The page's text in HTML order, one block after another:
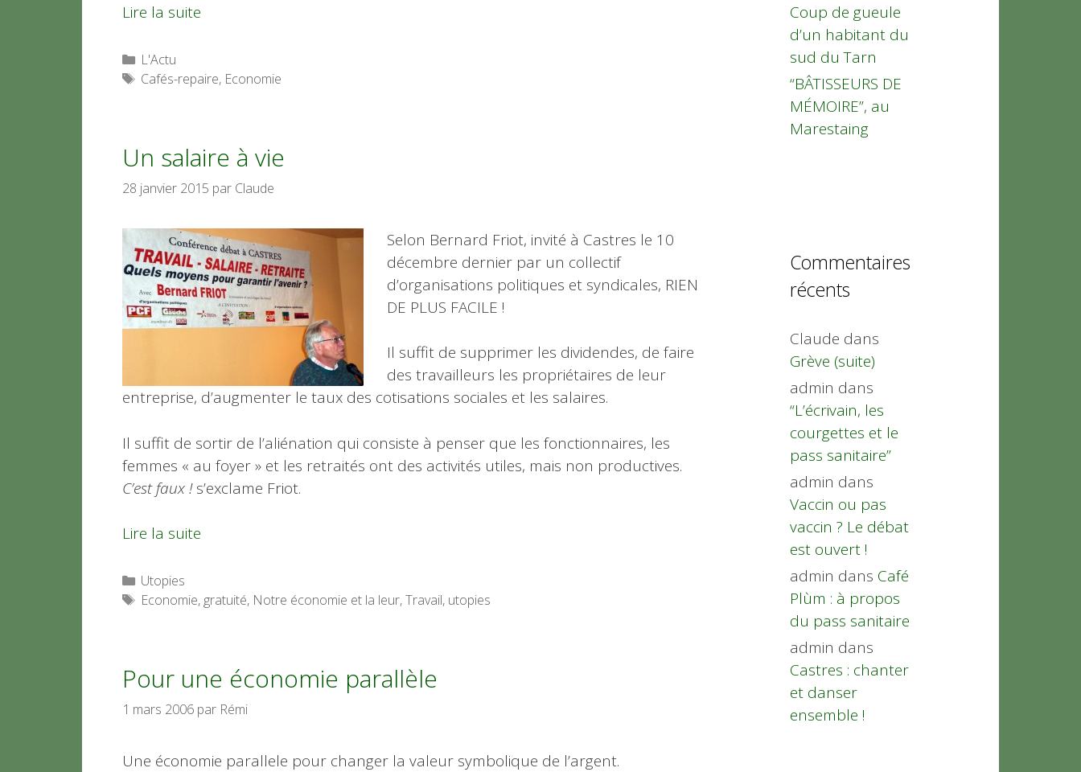
Lire la suite
Catégories
L'Actu
Étiquettes
Cafés-repaire, Economie
Un salaire à vie
28 janvier 2015 par Claude
Selon Bernard Friot, invité à Castres le 10
décembre dernier par un collectif
d’organisations politiques et syndicales, RIEN
DE PLUS FACILE !
Il suffit de supprimer les dividendes, de faire
des travailleurs les propriétaires de leur
entreprise, d’augmenter le taux des cotisations sociales et les salaires.
Il suffit de sortir de l’aliénation qui consiste à penser que les fonctionnaires, les
femmes « au foyer » et les retraités ont des activités utiles, mais non productives.
C’est faux !s’exclame Friot.
Lire la suite
Catégories
Utopies
Étiquettes
Economie, gratuité, Notre économie et la leur,Travail, utopies
Pour une économie parallèle
1 mars 2006 par Rémi
Une économie parallele pour changer la valeur symbolique de l’argent.
Coup de gueule
d’un habitant du
sud du Tarn
“BÂTISSEURS DE
MÉMOIRE”, au
Marestaing
Commentaires
récents
Claude dans
Grève (suite)
admin dans
“L’écrivain, les
courgettes et le
pass sanitaire”
admin dans
Vaccin ou pas
vaccin ? Le débat
est ouvert !
admin dans Café
Plùm : à propos
du pass sanitaire
admin dans
Castres : chanter
et danser
ensemble !